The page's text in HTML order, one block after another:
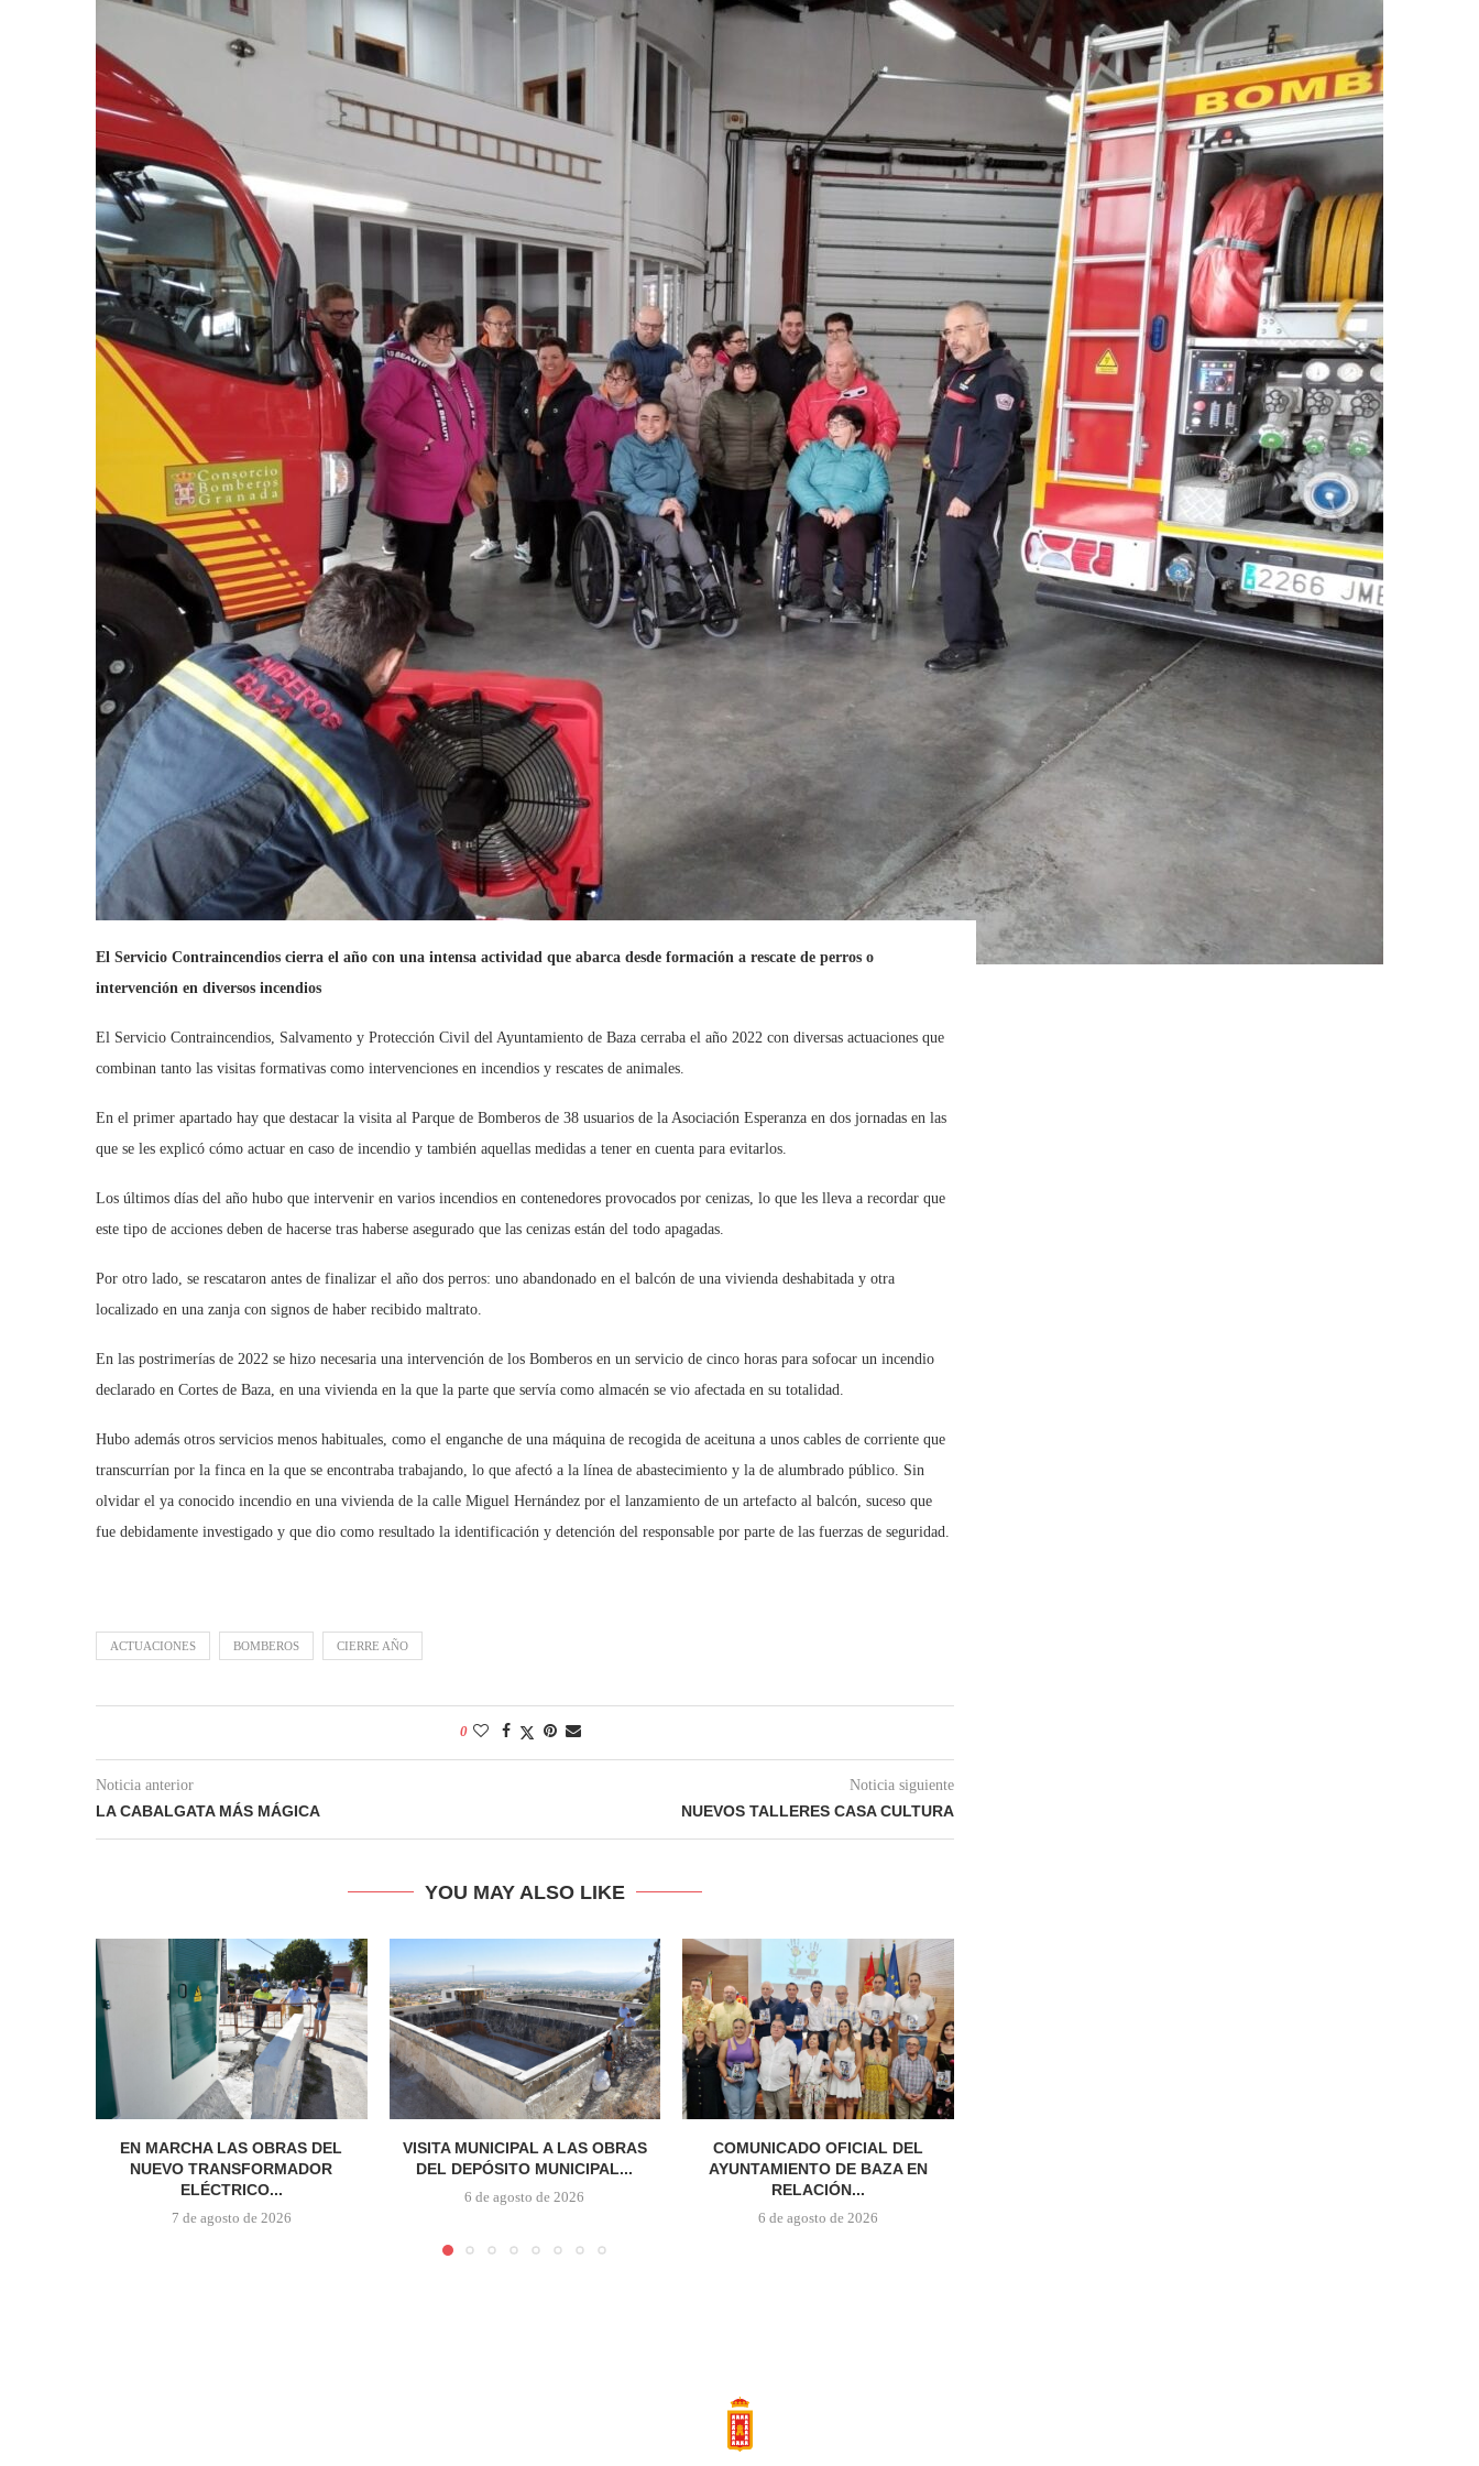
El Servicio Contraincendios cierra el año con una intensa actividad que abarca desde formación a rescate de perros o
intervención en diversos incendios
El Servicio Contraincendios, Salvamento y Protección Civil del Ayuntamiento de Baza cerraba el año 2022 con diversas actuaciones que
combinan tanto las visitas formativas como intervenciones en incendios y rescates de animales.
En el primer apartado hay que destacar la visita al Parque de Bomberos de 38 usuarios de la Asociación Esperanza en dos jornadas en las
que se les explicó cómo actuar en caso de incendio y también aquellas medidas a tener en cuenta para evitarlos.
Los últimos días del año hubo que intervenir en varios incendios en contenedores provocados por cenizas, lo que les lleva a recordar que
este tipo de acciones deben de hacerse tras haberse asegurado que las cenizas están del todo apagadas.
Por otro lado, se rescataron antes de finalizar el año dos perros: uno abandonado en el balcón de una vivienda deshabitada y otra
localizado en una zanja con signos de haber recibido maltrato.
En las postrimerías de 2022 se hizo necesaria una intervención de los Bomberos en un servicio de cinco horas para sofocar un incendio
declarado en Cortes de Baza, en una vivienda en la que la parte que servía como almacén se vio afectada en su totalidad.
Hubo además otros servicios menos habituales, como el enganche de una máquina de recogida de aceituna a unos cables de corriente que
transcurrían por la finca en la que se encontraba trabajando, lo que afectó a la línea de abastecimiento y la de alumbrado público. Sin
olvidar el ya conocido incendio en una vivienda de la calle Miguel Hernández por el lanzamiento de un artefacto al balcón, suceso que
fue debidamente investigado y que dio como resultado la identificación y detención del responsable por parte de las fuerzas de seguridad.
ACTUACIONES BOMBEROS CIERRE AÑO
0
Noticia anterior
LA CABALGATA MÁS MÁGICA
Noticia siguiente
NUEVOS TALLERES CASA CULTURA
YOU MAY ALSO LIKE
EN MARCHA LAS OBRAS DEL
NUEVO TRANSFORMADOR
ELÉCTRICO...
7 de agosto de 2026
VISITA MUNICIPAL A LAS OBRAS
DEL DEPÓSITO MUNICIPAL...
6 de agosto de 2026
COMUNICADO OFICIAL DEL
AYUNTAMIENTO DE BAZA EN
RELACIÓN...
6 de agosto de 2026